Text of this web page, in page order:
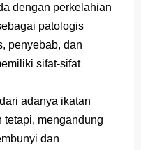
dengan perkelahian
patologis
penyebab, dan
sifat-sifat
adanya ikatan
tetapi, mengandung
dan